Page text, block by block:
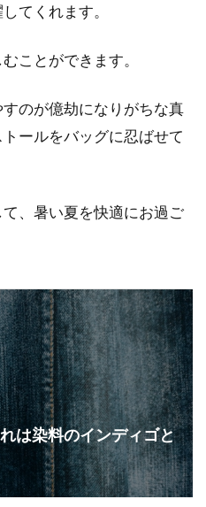
てくれます。
ことができます。
のが億劫になりがちな真
ールをバッグに忍ばせて
、暑い夏を快適にお過ご
は染料のインディゴと